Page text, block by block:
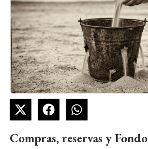
Compras, reservas y Fondo